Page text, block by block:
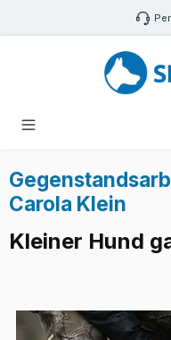
Zum Hauptinhalt springen
Carola Klein
Kleiner Hund